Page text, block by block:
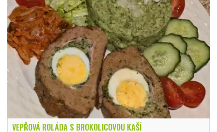
VEPŘOVÁ ROLÁDA S BROKOLICOVOU KAŠÍ